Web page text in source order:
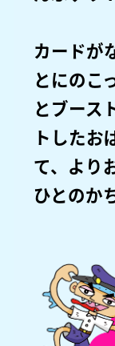
カードが
とにのこ
とブース
トしたお
て、より
ひとのか